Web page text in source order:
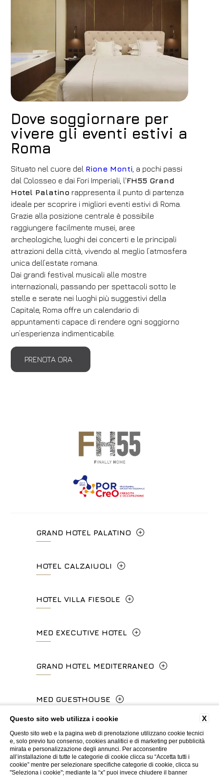
Dove soggiornare per
vivere gli eventi estivi a
Roma
Situato nel cuore del Rione Monti , a pochi passi
dal Colosseo e dai Fori Imperiali, l'FH55 Grand
Hotel Palatino rappresenta il punto di partenza
ideale per scoprire i migliori eventi estivi di Roma.
Grazie alla posizione centrale è possibile
raggiungere facilmente musei, aree
archeologiche, luoghi dei concerti e le principali
attrazioni della città, vivendo al meglio l’atmosfera
unica dell’estate romana.
Dai grandi festival musicali alle mostre
internazionali, passando per spettacoli sotto le
stelle e serate nei luoghi più suggestivi della
Capitale, Roma offre un calendario di
appuntamenti capace di rendere ogni soggiorno
un’esperienza indimenticabile.
PRENOTA ORA
GRAND HOTEL PALATINO
+39 06 4814927
info.ghp@fhhotelgroup.it
booking.ghp@fhhotelgroup.it
HOTEL CALZAIUOLI
+39 055 212456
info.hc@fhhotelgroup.it
booking.hc@fhhotelgroup.it
HOTEL VILLA FIESOLE
l'Angelico, 35, 50014 Fiesole Città
+39 055 597252
info.vf@fhhotelgroup.it
concierge.vf@fhhotelgroup.it
booking.vf@fhhotelgroup.it
P.Iva 00434210480
MED EXECUTIVE HOTEL
+39 055 06 92 860
info.meh@fhhotelgroup.it
booking.meh@fhhotelgroup.it
P.Iva 0043421 048 0
GRAND HOTEL MEDITERRANEO
+39 055 660241
info.ghm@fhhotelgroup.it
booking.ghm@fhhotelgroup.it
P.Iva 00434210480
MED GUESTHOUSE
Via Cimabue, 6 - 50121 Firenze
+39 055 0692847
booking.mgh@fhhotelgroup.it
WEBSITE BY BLASTNESS
X
Questo sito web utilizza i cookie
Questo sito web e la pagina web di prenotazione utilizzano cookie tecnici
e, solo previo tuo consenso, cookies analitici e di marketing per pubblicità
mirata e personalizzazione degli annunci. Per acconsentire
all’installazione di tutte le categorie di cookie clicca su “Accetta tutti i
cookie” mentre per selezionare specifiche categorie di cookie, clicca su
"Seleziona i cookie"; mediante la “x” puoi invece chiudere il banner